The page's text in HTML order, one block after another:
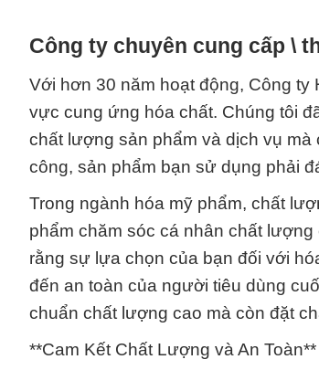
Công ty chuyên cung cấp \
Với hơn 30 năm hoạt động, Công
vực cung ứng hóa chất. Chúng tôi
chất lượng sản phẩm và dịch vụ
công, sản phẩm bạn sử dụng phải
Trong ngành hóa mỹ phẩm, chất
phẩm chăm sóc cá nhân chất
rằng sự lựa chọn của bạn đối với
đến an toàn của người tiêu dùng
chuẩn chất lượng cao mà còn đặt
**Cam Kết Chất Lượng và An Toàn**